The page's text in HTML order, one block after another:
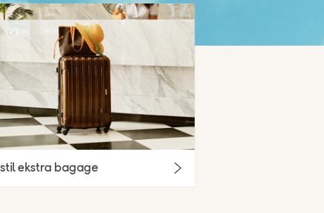
ekstra bagage